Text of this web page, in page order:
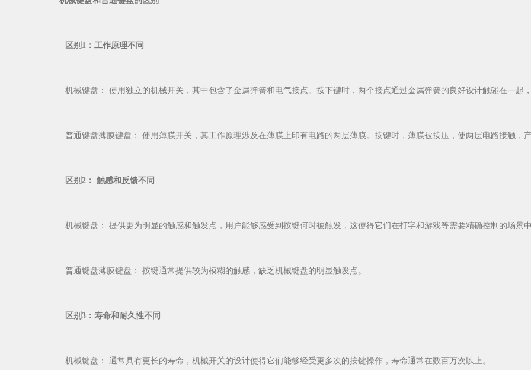
区别1：工作原理不同
机械键盘： 使用独立的机械开关，其中包含了金属弹簧和电气接点。按下键时，两个接点通过金属弹簧的良好设计触碰在一起，
普通键盘薄膜键盘： 使用薄膜开关，其工作原理涉及在薄膜上印有电路的两层薄膜。按键时，薄膜被按压，使两层电路接触，产
区别2： 触感和反馈不同
机械键盘： 提供更为明显的触感和触发点，用户能够感受到按键何时被触发，这使得它们在打字和游戏等需要精确控制的场景中
普通键盘薄膜键盘： 按键通常提供较为模糊的触感，缺乏机械键盘的明显触发点。
区别3：寿命和耐久性不同
机械键盘： 通常具有更长的寿命，机械开关的设计使得它们能够经受更多次的按键操作，寿命通常在数百万次以上。